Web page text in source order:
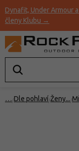
Dynafit, Under Armour
členy Klubu →
… Dle pohlaví Ženy